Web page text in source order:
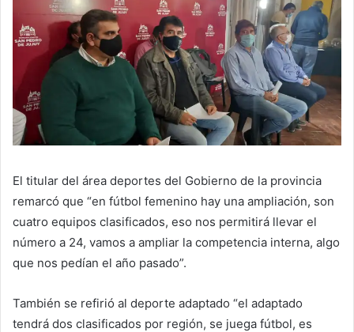
El titular del área deportes del Gobierno de la provincia
remarcó que “en fútbol femenino hay una ampliación, son
cuatro equipos clasificados, eso nos permitirá llevar el
número a 24, vamos a ampliar la competencia interna, algo
que nos pedían el año pasado”.
También se refirió al deporte adaptado “el adaptado
tendrá dos clasificados por región, se juega fútbol, es